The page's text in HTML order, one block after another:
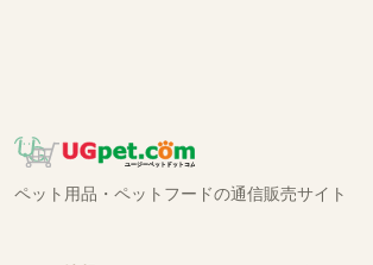
ペット用品・ペットフードの通信販売サイト